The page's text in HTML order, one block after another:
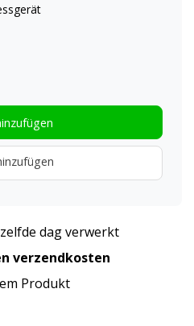
dag verwerkt
verzendkosten
Produkt